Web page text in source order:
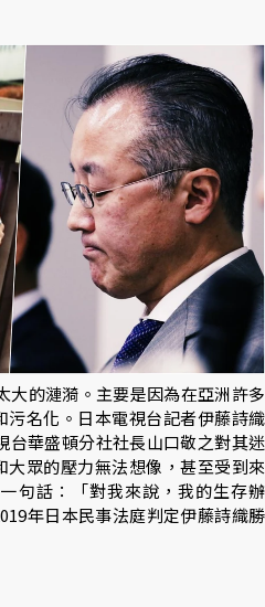
大的漣漪。主要是因為在亞洲許多
污名化。日本電視台記者伊藤詩織
台華盛頓分社社長山口敬之對其迷
眾的壓力無法想像，甚至受到來
句話：「對我來說，我的生存辦
年日本民事法庭判定伊藤詩織勝